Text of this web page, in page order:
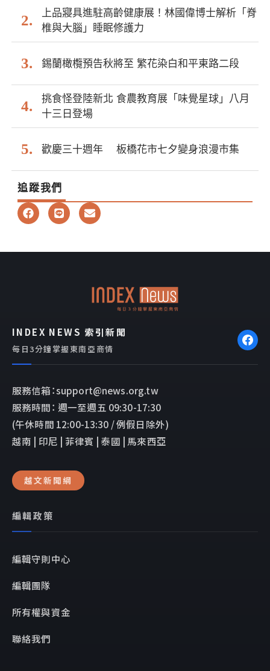
上品寢具進駐高齡健康展！林國偉博士解析「脊
椎與大腦」睡眠修護力
錫蘭橄欖預告秋將至 繁花染白和平東路二段
挑食怪登陸新北 食農教育展「味覺星球」八月
十三日登場
歡慶三十週年 板橋花市七夕變身浪漫市集
追蹤我們
F
a
b
L
i
E
n
l
INDEX NEWS 索引新聞
每日3分鐘掌握東南亞商情
服務信箱：support@news.org.tw
服務時間： 週一至週五 09:30-17:30
(午休時間 12:00-13:30 / 例假日除外)
越南 | 印尼 | 菲律賓 | 泰國 | 馬來西亞
越文新聞網
編輯政策
編輯守則中心
編輯團隊
所有權與資金
聯絡我們